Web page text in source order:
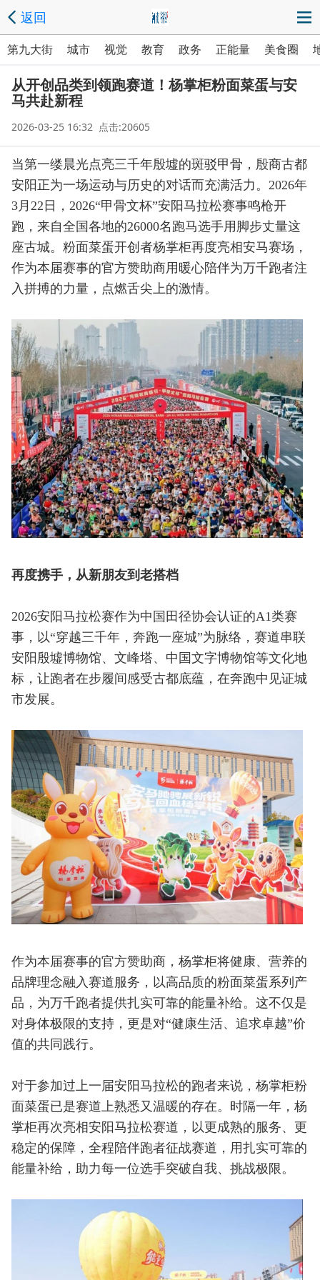
返回
第九大街 城市 视觉 教育 政务 正能量 美食圈
从开创品类到领跑赛道！杨掌柜粉面菜蛋与安
马共赴新程
2026-03-25 16:32 点击:20605
当第一缕晨光点亮三千年殷墟的斑驳甲骨，殷商古都
安阳正为一场运动与历史的对话而充满活力。2026年
3月22日，2026“甲骨文杯”安阳马拉松赛事鸣枪开
跑，来自全国各地的26000名跑马选手用脚步丈量这
座古城。粉面菜蛋开创者杨掌柜再度亮相安马赛场，
作为本届赛事的官方赞助商用暖心陪伴为万千跑者注
入拼搏的力量，点燃舌尖上的激情。
再度携手，从新朋友到老搭档
2026安阳马拉松赛作为中国田径协会认证的A1类赛
事，以“穿越三千年，奔跑一座城”为脉络，赛道串联
安阳殷墟博物馆、文峰塔、中国文字博物馆等文化地
标，让跑者在步履间感受古都底蕴，在奔跑中见证城
市发展。
作为本届赛事的官方赞助商，杨掌柜将健康、营养的
品牌理念融入赛道服务，以高品质的粉面菜蛋系列产
品，为万千跑者提供扎实可靠的能量补给。这不仅是
对身体极限的支持，更是对“健康生活、追求卓越”价
值的共同践行。
对于参加过上一届安阳马拉松的跑者来说，杨掌柜粉
面菜蛋已是赛道上熟悉又温暖的存在。时隔一年，杨
掌柜再次亮相安阳马拉松赛道，以更成熟的服务、更
稳定的保障，全程陪伴跑者征战赛道，用扎实可靠的
能量补给，助力每一位选手突破自我、挑战极限。